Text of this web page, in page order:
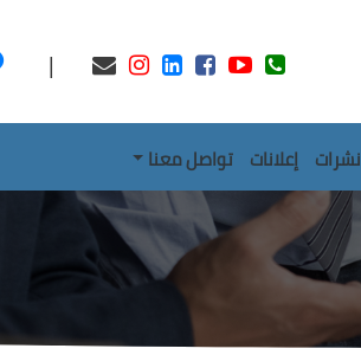
|
نشرات إعلانات تواصل معنا